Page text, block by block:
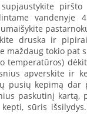
vandenyje
druska ir
maždaug tokio pat
temperatūros)
apverskite ir
pusių kepimą
paskutinį
sūris